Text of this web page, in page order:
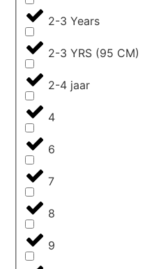
2-3 Years
2-3 YRS (95 CM)
2-4 jaar
4
6
7
8
9